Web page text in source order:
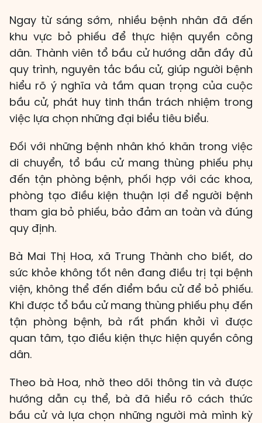
Ngay từ sáng sớm, nhiều bệnh nhân đã đến
khu vực bỏ phiếu để thực hiện quyền công
dân. Thành viên tổ bầu cử hướng dẫn đầy đủ
quy trình, nguyên tắc bầu cử, giúp người bệnh
hiểu rõ ý nghĩa và tầm quan trọng của cuộc
bầu cử, phát huy tinh thần trách nhiệm trong
việc lựa chọn những đại biểu tiêu biểu.
Đối với những bệnh nhân khó khăn trong việc
di chuyển, tổ bầu cử mang thùng phiếu phụ
đến tận phòng bệnh, phối hợp với các khoa,
phòng tạo điều kiện thuận lợi để người bệnh
tham gia bỏ phiếu, bảo đảm an toàn và đúng
quy định.
Bà Mai Thị Hoa, xã Trung Thành cho biết, do
sức khỏe không tốt nên đang điều trị tại bệnh
viện, không thể đến điểm bầu cử để bỏ phiếu.
Khi được tổ bầu cử mang thùng phiếu phụ đến
tận phòng bệnh, bà rất phấn khởi vì được
quan tâm, tạo điều kiện thực hiện quyền công
dân.
Theo bà Hoa, nhờ theo dõi thông tin và được
hướng dẫn cụ thể, bà đã hiểu rõ cách thức
bầu cử và lựa chọn những người mà mình kỳ